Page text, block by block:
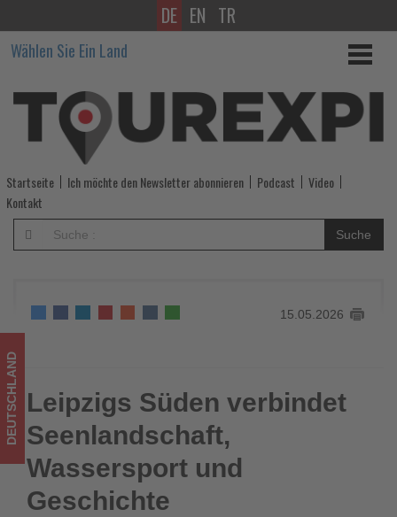
Leipzigs
Süden
verbindet
Seenlandschaft,
Wassersport
und
Geschichte
Wissen,
was
im
Tourismus
los
ist!
DE EN TR
Wählen Sie Ein Land
Startseite Ich möchte den Newsletter abonnieren Podcast
Video
Kontakt
Suche
15.05.2026
Leipzigs Süden verbindet Seenlandschaft, Wassersport und
Geschichte
DEUTSCHLAND Leipzigs Süden verbindet
Seenlandschaft,
Wassersport und
Geschichte